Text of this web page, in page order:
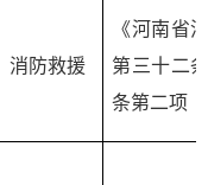
消防救援
《河南省
第三十二
条第二项